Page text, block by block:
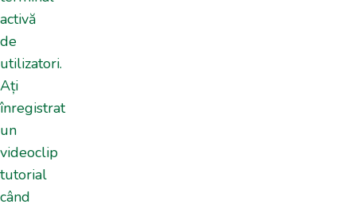
activă
de
utilizatori.
Ați
înregistrat
un
videoclip
tutorial
când